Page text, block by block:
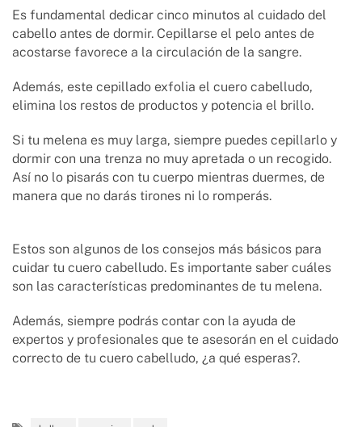
Es fundamental dedicar cinco minutos al cuidado del
cabello antes de dormir. Cepillarse el pelo antes de
acostarse favorece a la circulación de la sangre.
Además, este cepillado exfolia el cuero cabelludo,
elimina los restos de productos y potencia el brillo.
Si tu melena es muy larga, siempre puedes cepillarlo y
dormir con una trenza no muy apretada o un recogido.
Así no lo pisarás con tu cuerpo mientras duermes, de
manera que no darás tirones ni lo romperás.
Estos son algunos de los consejos más básicos para
cuidar tu cuero cabelludo. Es importante saber cuáles
son las características predominantes de tu melena.
Además, siempre podrás contar con la ayuda de
expertos y profesionales que te asesorán en el cuidado
correcto de tu cuero cabelludo, ¿a qué esperas?.